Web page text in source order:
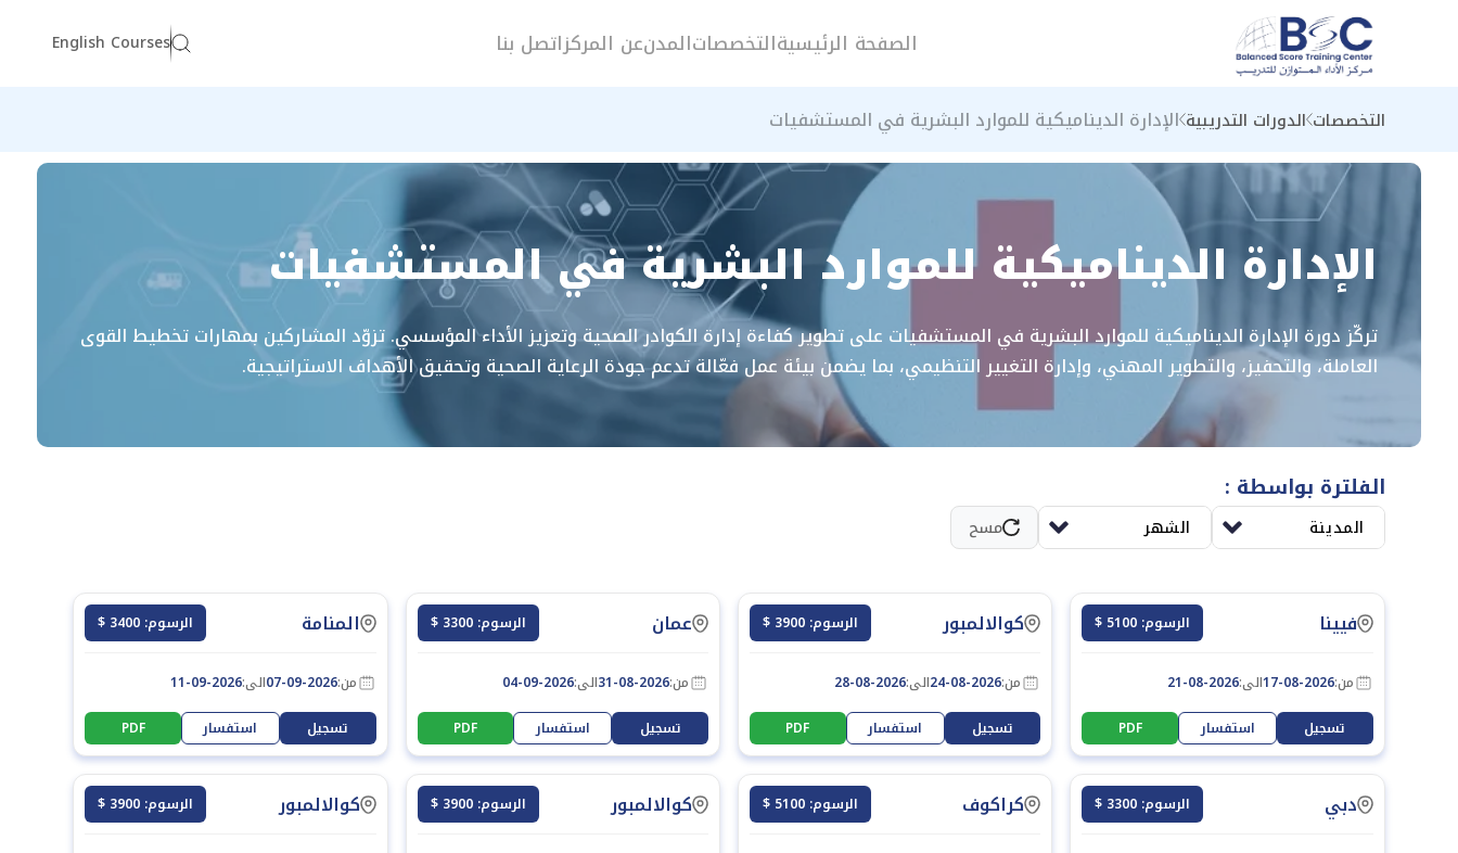
الصفحة الرئيسيةالتخصصاتالمدنعن المركزاتصل بنا English Courses
التخصصات الدورات التدريبية الإدارة الديناميكية للموارد البشرية في المستشفيات
الإدارة الديناميكية للموارد البشرية في المستشفيات
تركّز دورة الإدارة الديناميكية للموارد البشرية في المستشفيات على تطوير كفاءة إدارة الكوادر الصحية وتعزيز الأداء المؤسسي. تزوّد المشاركين بمهارات تخطيط القوى
العاملة، والتحفيز، والتطوير المهني، وإدارة التغيير التنظيمي، بما يضمن بيئة عمل فعّالة تدعم جودة الرعاية الصحية وتحقيق الأهداف الاستراتيجية.
الفلترة بواسطة :
المدينة الشهر مسح
فيينا الرسوم: 5100 $
من:17-08-2026الى:21-08-2026
تسجيل
استفسار PDF
كوالالمبور الرسوم: 3900 $
من:24-08-2026الى:28-08-2026
تسجيل
استفسار PDF
عمان الرسوم: 3300 $
من:31-08-2026الى:04-09-2026
تسجيل
استفسار PDF
المنامة الرسوم: 3400 $
من:07-09-2026الى:11-09-2026
تسجيل
استفسار PDF
دبي الرسوم: 3300 $ كراكوف الرسوم: 5100 $ كوالالمبور الرسوم: 3900 $ كوالالمبور الرسوم: 3900 $